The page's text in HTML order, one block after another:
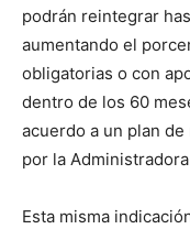
podrán reintegrar
aumentando el
obligatorias o con
dentro de los 60
acuerdo a un plan
por la
Esta misma